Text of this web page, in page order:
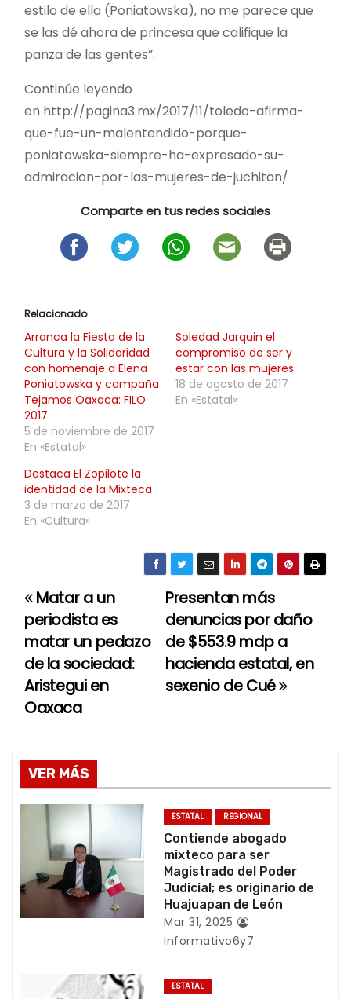
estilo de ella (Poniatowska), no me parece que
se las dé ahora de princesa que califique la
panza de las gentes”.
Continúe leyendo
en http://pagina3.mx/2017/11/toledo-afirma-
que-fue-un-malentendido-porque-
poniatowska-siempre-ha-expresado-su-
admiracion-por-las-mujeres-de-juchitan/
Comparte en tus redes sociales
Relacionado
Arranca la Fiesta de la
Cultura y la Solidaridad
con homenaje a Elena
Poniatowska y campaña
Tejamos Oaxaca: FILO
2017
5 de noviembre de 2017
En «Estatal»
Soledad Jarquin el
compromiso de ser y
estar con las mujeres
18 de agosto de 2017
En «Estatal»
Destaca El Zopilote la
identidad de la Mixteca
3 de marzo de 2017
En «Cultura»
N
a
v
e
a
c
ó
n
Presentan más
denuncias por daño
de $553.9 mdp a
hacienda estatal, en
sexenio de Cué
Matar a un
periodista es
matar un pedazo
de la sociedad:
Aristegui en
Oaxaca
VER MÁS
ESTATAL REGIONAL
Contiende abogado
mixteco para ser
Magistrado del Poder
Judicial; es originario de
Huajuapan de León
Mar 31, 2025
Informativo6y7
ESTATAL